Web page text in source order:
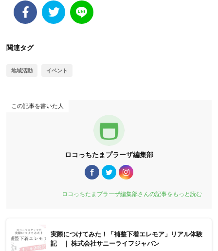
関連タグ
地域活動 イベント
この記事を書いた人
ロコっちたまプラーザ編集部
ロコっちたまプラーザ編集部さんの記事をもっと読む
実際につけてみた！「補整下着エレモア」リアル体験
記 ｜ 株式会社サニーライフジャパン